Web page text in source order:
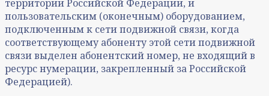
территории Российской Федерации, и
пользовательским (оконечным) оборудованием,
подключенным к сети подвижной связи, когда
соответствующему абоненту этой сети подвижной
связи выделен абонентский номер, не входящий в
ресурс нумерации, закрепленный за Российской
Федерацией).